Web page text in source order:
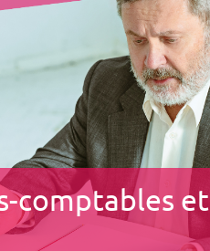
comptables et